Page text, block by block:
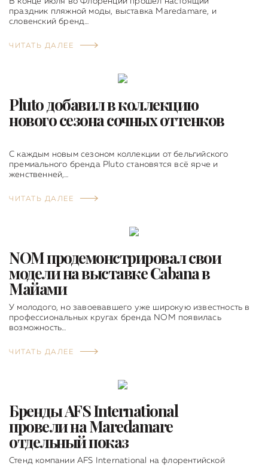
праздник пляжной моды, выставка Maredamare, и
словенский бренд…
ЧИТАТЬ ДАЛЕЕ
Pluto добавил в коллекцию
нового сезона сочных оттенков
С каждым новым сезоном коллекции от бельгийского
премиального бренда Pluto становятся всё ярче и
женственней,…
ЧИТАТЬ ДАЛЕЕ
NOM продемонстрировал свои
модели на выставке Cabana в
Майами
У молодого, но завоевавшего уже широкую известность в
профессиональных кругах бренда NOM появилась
возможность…
ЧИТАТЬ ДАЛЕЕ
Бренды AFS International
провели на Maredamare
отдельный показ
Стенд компании AFS International на флорентийской